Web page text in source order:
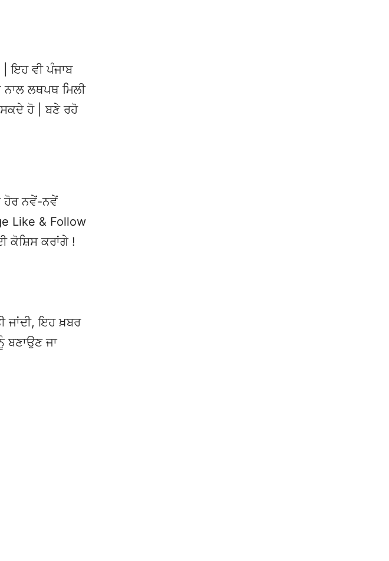
ਇਹ ਵੀ ਪੰਜਾਬ
ਲਥਪਥ ਮਿਲੀ
ਸਕਦੇ ਹੋ | ਬਣੇ ਰਹੋ
ਹੋਰ ਨਵੇਂ-ਨਵੇਂ
Like & Follow
ਕੋਸ਼ਿਸ ਕਰਾਂਗੇ !
ਜਾਂਦੀ, ਇਹ ਖ਼ਬਰ
ਬਣਾਉਣ ਜਾ